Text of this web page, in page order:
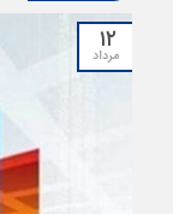
۱۲
مرداد